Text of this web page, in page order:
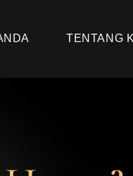
TENTANG